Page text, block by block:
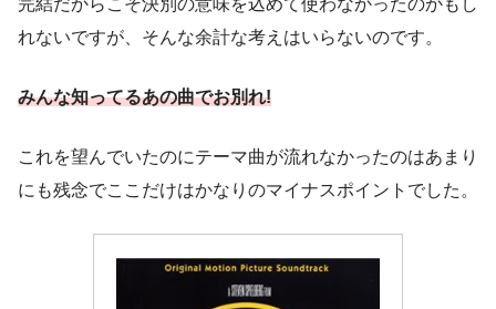
れないですが、そんな余計な考えはいらないのです。
みんな知ってるあの曲でお別れ!
これを望んでいたのにテーマ曲が流れなかったのはあまり
にも残念でここだけはかなりのマイナスポイントでした。